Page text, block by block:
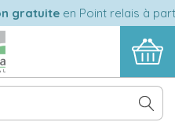
gratuiteen Point relais à